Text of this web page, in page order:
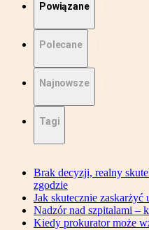
Powiązane
Polecane
Najnowsze
Tagi
Brak decyzji, realny
zgodzie
Jak skutecznie zaskarżyć
Nadzór nad szpitalami –
Kiedy prokurator może